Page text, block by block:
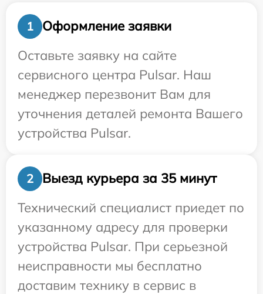
1
Оформление заявки
Оставьте заявку на сайте
сервисного центра Pulsar. Наш
менеджер перезвонит Вам для
уточнения деталей ремонта Вашего
устройства Pulsar.
2
Выезд курьера за 35 минут
Технический специалист приедет по
указанному адресу для проверки
устройства Pulsar. При серьезной
неисправности мы бесплатно
доставим технику в сервис в